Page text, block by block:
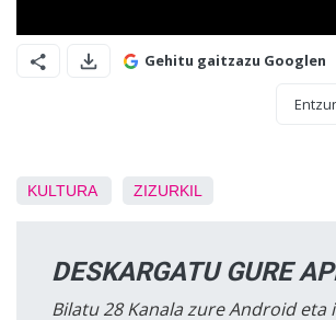
Gehitu gaitzazu Googlen
KULTURA ZIZURKIL
DESKARGATU GURE
Bilatu 28 Kanala zure Android eta